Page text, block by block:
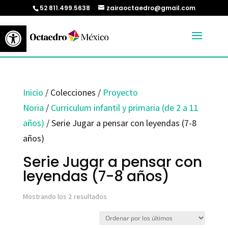
Abrir barra de herramientas
52 811.499.5638 zairaoctaedro@gmail.com
Inicio / Colecciones / Proyecto
Noria / Curriculum infantil y primaria (de 2 a 11
años) / Serie Jugar a pensar con leyendas (7-8
años)
Serie Jugar a pensar con
leyendas (7-8 años)
Mostrando los 2 resultadosOrdenado